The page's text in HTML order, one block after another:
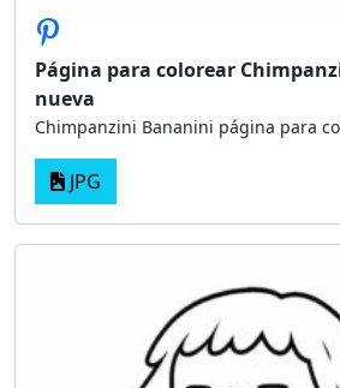
Página para colorear
nueva
Chimpanzini Bananini página para
JPG